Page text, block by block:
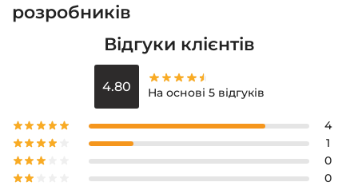
розробників
Відгуки клієнтів
4.80 На основі 5 відгуків
4
1
0
0